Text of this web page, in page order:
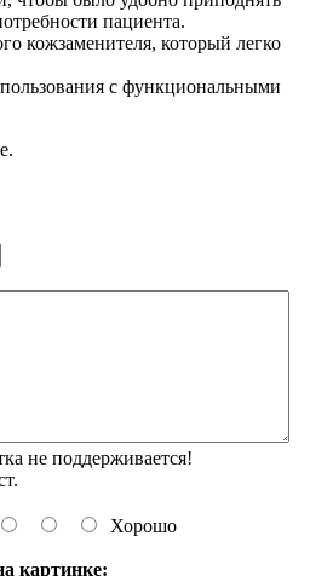
пациента.
кожзаменителя, который легко
с функциональными
не поддерживается!
Хорошо
картинке: